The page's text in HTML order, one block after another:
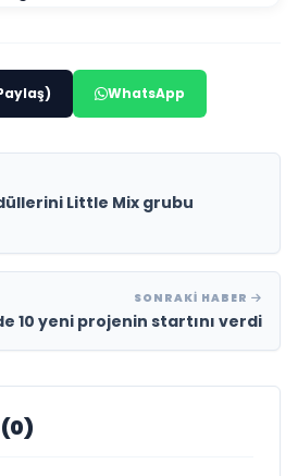
WhatsApp
Little Mix grubu
SONRAKI HABER
10 yeni projenin startını verdi